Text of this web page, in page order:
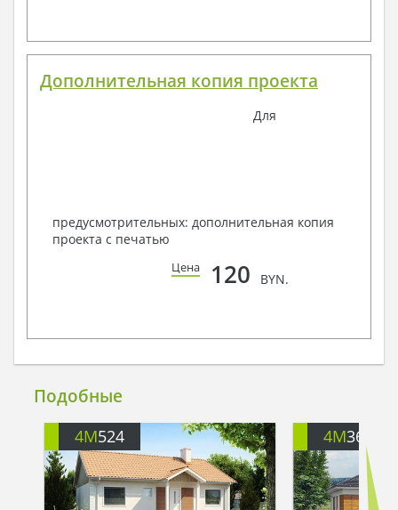
Дополнительная копия проекта
Для
предусмотрительных: дополнительная копия
проекта с печатью
Цена 120 BYN.
Подобные
4M524 4M368